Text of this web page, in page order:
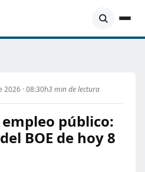
2026 · 08:30h3 min de lectura
público:
BOE de hoy 8